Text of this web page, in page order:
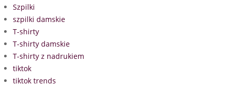
Szpilki
szpilki damskie
T-shirty
T-shirty damskie
T-shirty z nadrukiem
tiktok
tiktok trends